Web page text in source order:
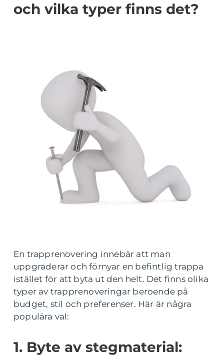
och vilka typer finns det?
En trapprenovering innebär att man
uppgraderar och förnyar en befintlig trappa
istället för att byta ut den helt. Det finns olika
typer av trapprenoveringar beroende på
budget, stil och preferenser. Här är några
populära val:
1. Byte av stegmaterial: